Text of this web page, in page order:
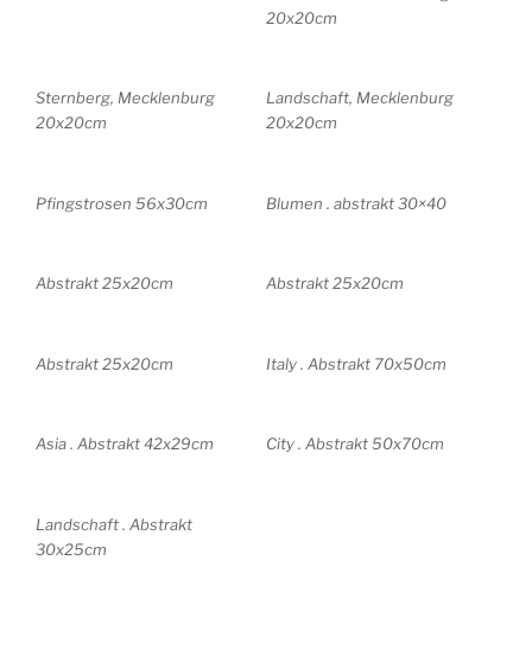
20x20cm
Sternberg, Mecklenburg
20x20cm
Landschaft, Mecklenburg
20x20cm
Pfingstrosen 56x30cm Blumen . abstrakt 30×40
Abstrakt 25x20cm Abstrakt 25x20cm
Abstrakt 25x20cm Italy . Abstrakt 70x50cm
Asia . Abstrakt 42x29cm City . Abstrakt 50x70cm
Landschaft . Abstrakt
30x25cm